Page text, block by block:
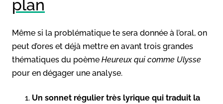
plan
Même si la problématique te sera donnée à l’oral, on
peut d’ores et déjà mettre en avant trois grandes
thématiques du poème Heureux qui comme Ulysse
pour en dégager une analyse.
Un sonnet régulier très lyrique qui traduit la